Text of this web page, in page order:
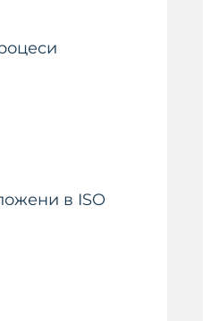
в ISO